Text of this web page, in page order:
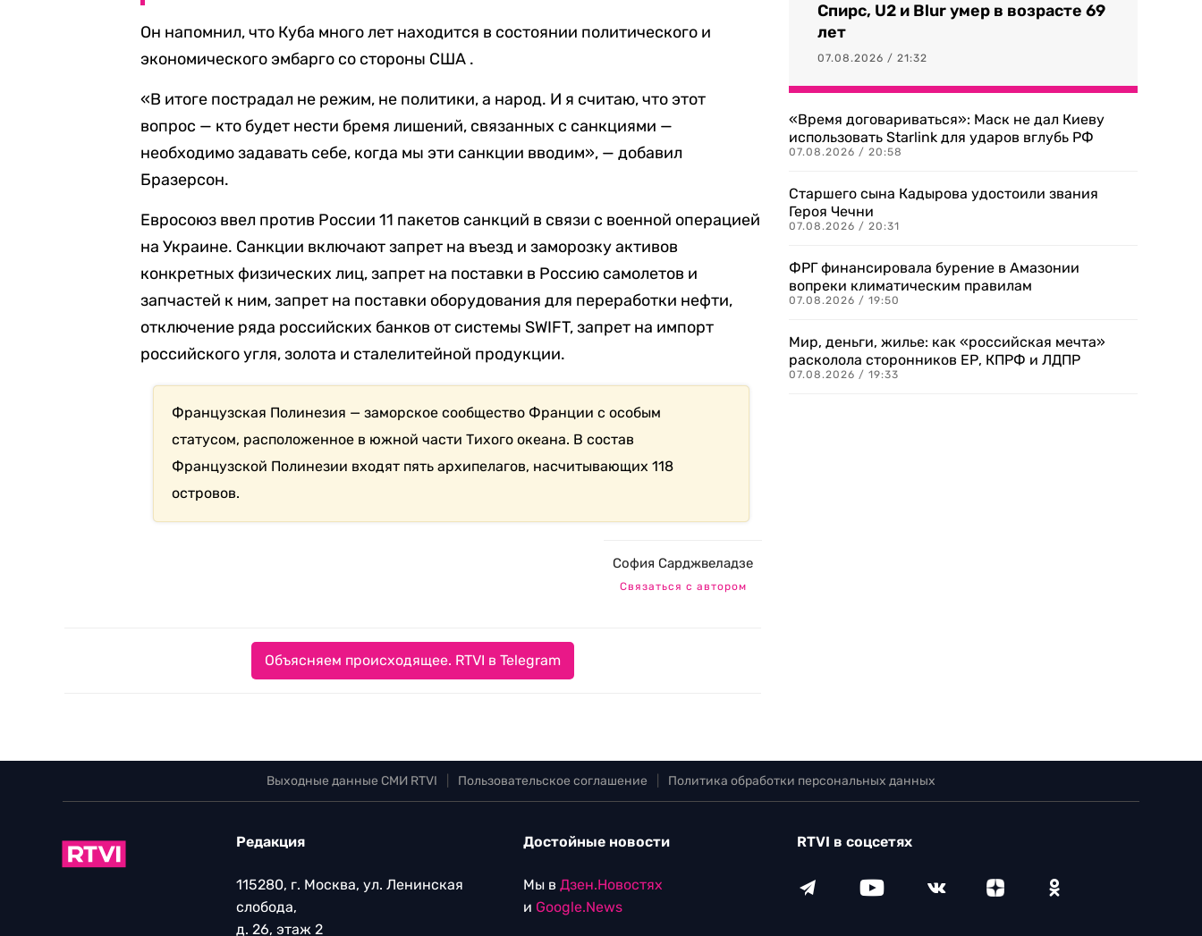
Он напомнил, что Куба много лет находится в состоянии политического и
экономического эмбарго со стороны США .
«В итоге пострадал не режим, не политики, а народ. И я считаю, что этот
вопрос — кто будет нести бремя лишений, связанных с санкциями —
необходимо задавать себе, когда мы эти санкции вводим», — добавил
Бразерсон.
Евросоюз ввел против России 11 пакетов санкций в связи с военной операцией
на Украине. Санкции включают запрет на въезд и заморозку активов
конкретных физических лиц, запрет на поставки в Россию самолетов и
запчастей к ним, запрет на поставки оборудования для переработки нефти,
отключение ряда российских банков от системы SWIFT, запрет на импорт
российского угля, золота и сталелитейной продукции.
Французская Полинезия — заморское сообщество Франции с особым
статусом, расположенное в южной части Тихого океана. В состав
Французской Полинезии входят пять архипелагов, насчитывающих 118
островов.
София Сарджвеладзе
Связаться с автором
Объясняем происходящее. RTVI в Telegram
Спирс, U2 и Blur умер в возрасте 69
лет
07.08.2026 / 21:32
«Время договариваться»: Маск не дал Киеву
использовать Starlink для ударов вглубь РФ
07.08.2026 / 20:58
Старшего сына Кадырова удостоили звания
Героя Чечни
07.08.2026 / 20:31
ФРГ финансировала бурение в Амазонии
вопреки климатическим правилам
07.08.2026 / 19:50
Мир, деньги, жилье: как «российская мечта»
расколола сторонников ЕР, КПРФ и ЛДПР
07.08.2026 / 19:33
Выходные данные СМИ RTVI Пользовательское соглашение Политика обработки персональных данных
Редакция
115280, г. Москва, ул. Ленинская
слобода,
д. 26, этаж 2
Достойные новости
Мы в Дзен.Новостях
и Google.News
RTVI в соцсетях